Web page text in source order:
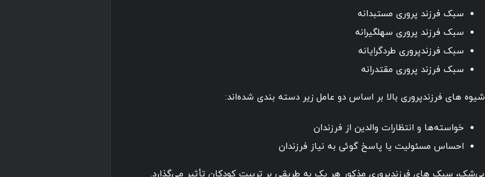
سبک فرزند پروری مستبدانه
سبک فرزند پروری سهلگیرانه
سبک فرزندپروری طردگرایانه
سبک فرزند پروری مقتدرانه
شیوه های فرزندپروری بالا بر اساس دو عامل زیر دسته بندی شده‌اند:
خواسته‌ها و انتظارات والدین از فرزندان
احساس مسئولیت یا پاسخ گوئی به نیاز فرزندان
بی‌شک، سبک های فرزندپروری مذکور هر یک به طریقی بر تربیت کودکان تأثیر می‌گذارد.